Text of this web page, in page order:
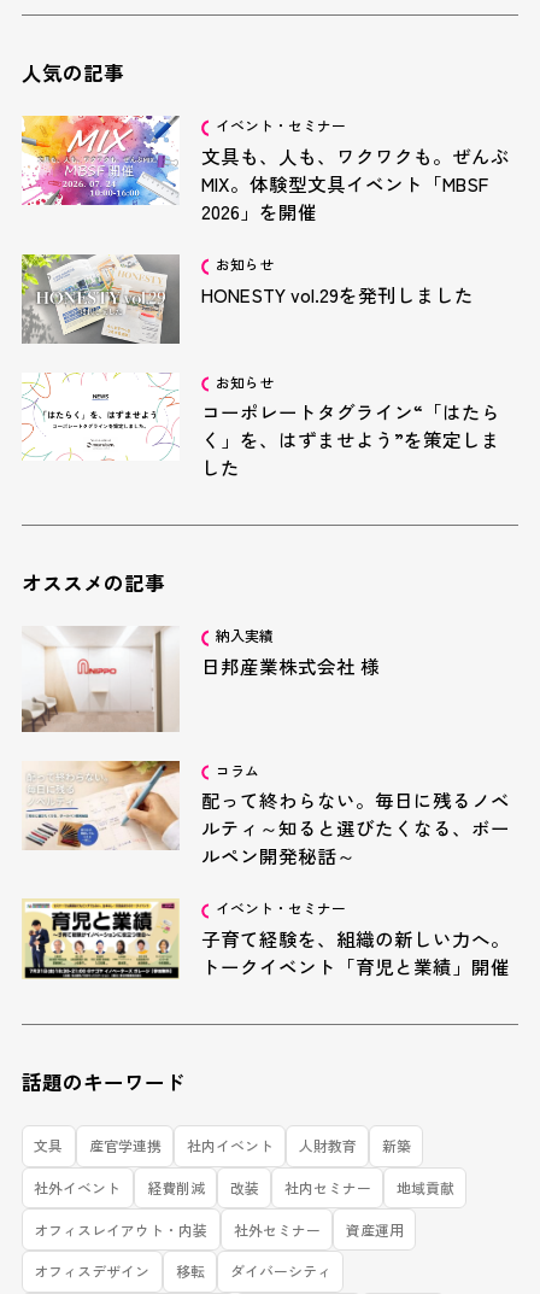
人気の記事
イベント・セミナー
文具も、人も、ワクワクも。ぜんぶ
MIX。体験型文具イベント「MBSF
2026」を開催
お知らせ
HONESTY vol.29を発刊しました
お知らせ
コーポレートタグライン“「はたら
く」を、はずませよう”を策定しま
した
オススメの記事
納入実績
日邦産業株式会社 様
コラム
配って終わらない。毎日に残るノベ
ルティ～知ると選びたくなる、ボー
ルペン開発秘話～
イベント・セミナー
子育て経験を、組織の新しい力へ。
トークイベント「育児と業績」開催
話題のキーワード
文具 産官学連携 社内イベント 人財教育 新築
社外イベント 経費削減 改装 社内セミナー 地域貢献
オフィスレイアウト・内装 社外セミナー 資産運用
オフィスデザイン 移転 ダイバーシティ